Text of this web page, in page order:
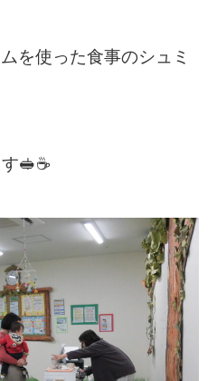
を使った食事のシュミ
🥪☕